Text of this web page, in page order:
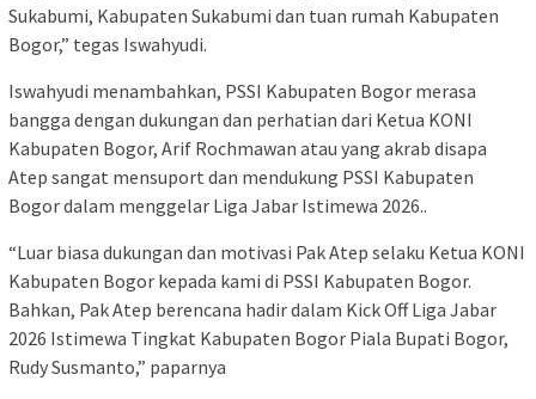
Sukabumi, Kabupaten Sukabumi dan tuan rumah Kabupaten
Bogor,” tegas Iswahyudi.
Iswahyudi menambahkan, PSSI Kabupaten Bogor merasa
bangga dengan dukungan dan perhatian dari Ketua KONI
Kabupaten Bogor, Arif Rochmawan atau yang akrab disapa
Atep sangat mensuport dan mendukung PSSI Kabupaten
Bogor dalam menggelar Liga Jabar Istimewa 2026..
“Luar biasa dukungan dan motivasi Pak Atep selaku Ketua KONI
Kabupaten Bogor kepada kami di PSSI Kabupaten Bogor.
Bahkan, Pak Atep berencana hadir dalam Kick Off Liga Jabar
2026 Istimewa Tingkat Kabupaten Bogor Piala Bupati Bogor,
Rudy Susmanto,” paparnya